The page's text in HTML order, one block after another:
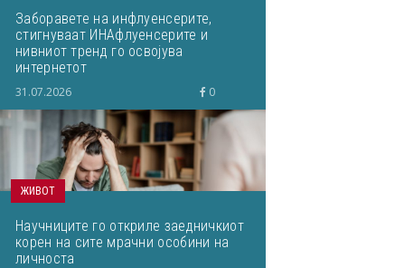
Заборавете на инфлуенсерите,
стигнуваат ИНАфлуенсерите и
нивниот тренд го освојува
интернетот
31.07.2026 0
ЖИВОТ
Научниците го откриле заедничкиот
корен на сите мрачни особини на
личноста